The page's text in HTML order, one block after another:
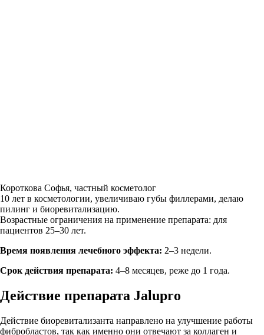
Короткова Софья, частный косметолог
10 лет в косметологии, увеличиваю губы филлерами, делаю
пилинг и биоревитализацию.
Возрастные ограничения на применение препарата: для
пациентов 25–30 лет.
Время появления лечебного эффекта: 2–3 недели.
Срок действия препарата: 4–8 месяцев, реже до 1 года.
Действие препарата Jalupro
Действие биоревитализанта направлено на улучшение работы
фибробластов, так как именно они отвечают за коллаген и